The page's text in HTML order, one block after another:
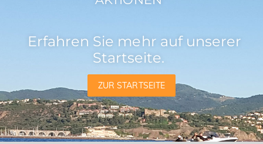
Erfahren Sie mehr auf unserer
Startseite.
ZUR STARTSEITE